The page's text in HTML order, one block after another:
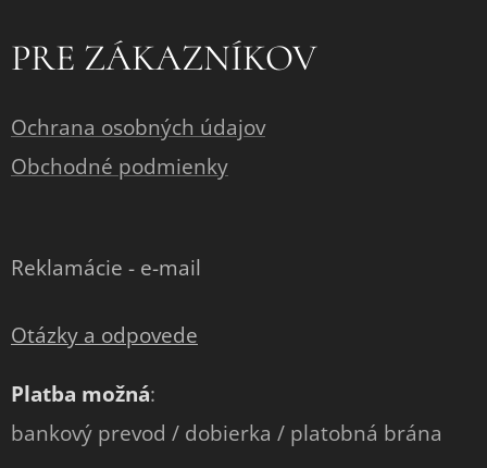
PRE ZÁKAZNÍKOV
Ochrana osobných údajov
Obchodné podmienky
Reklamácie - e-mail
Otázky a odpovede
Platba možná:
bankový prevod / dobierka / platobná brána